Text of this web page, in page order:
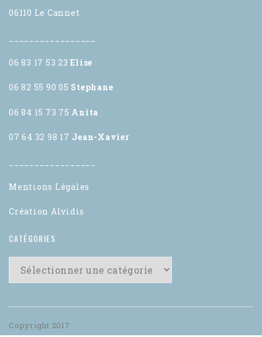
06110 Le Cannet
06 83 17 53 23Elise
06 82 55 90 05 Stephane
06 84 15 73 75 Anita
07 64 32 98 17 Jean-Xavier
Mentions Légales
Création Alvidis
CATÉGORIES
Copyright 2017